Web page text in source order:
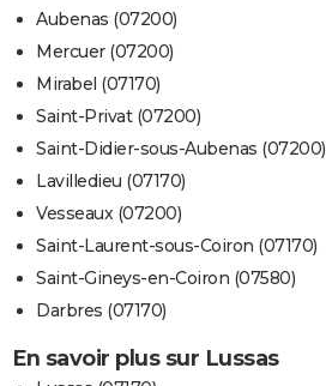
Aubenas (07200)
Mercuer (07200)
Mirabel (07170)
Saint-Privat (07200)
Saint-Didier-sous-Aubenas (07200)
Lavilledieu (07170)
Vesseaux (07200)
Saint-Laurent-sous-Coiron (07170)
Saint-Gineys-en-Coiron (07580)
Darbres (07170)
En savoir plus sur Lussas